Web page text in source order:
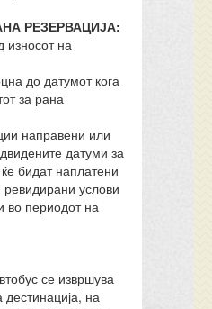
РЕЗЕРВАЦИЈА:
износот на
до датумот кога
за рана
направени или
датуми за
бидат наплатени
услови
во периодот на
се извршува
дестинација, на